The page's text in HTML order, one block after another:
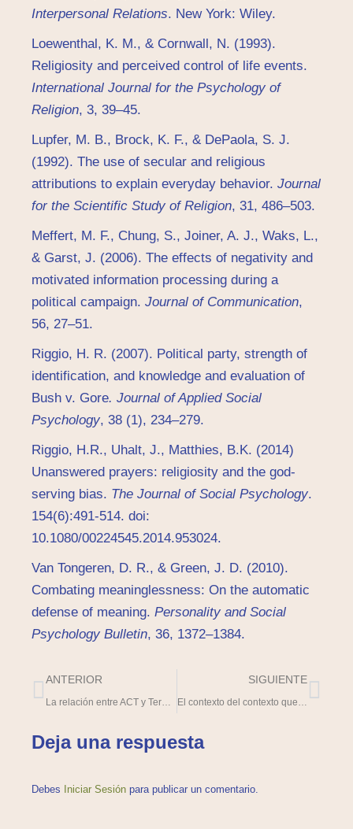
Interpersonal Relations. New York: Wiley.
Loewenthal, K. M., & Cornwall, N. (1993).
Religiosity and perceived control of life events.
International Journal for the Psychology of
Religion, 3, 39–45.
Lupfer, M. B., Brock, K. F., & DePaola, S. J.
(1992). The use of secular and religious
attributions to explain everyday behavior. Journal
for the Scientific Study of Religion, 31, 486–503.
Meffert, M. F., Chung, S., Joiner, A. J., Waks, L.,
& Garst, J. (2006). The effects of negativity and
motivated information processing during a
political campaign. Journal of Communication,
56, 27–51.
Riggio, H. R. (2007). Political party, strength of
identification, and knowledge and evaluation of
Bush v. Gore. Journal of Applied Social
Psychology, 38 (1), 234–279.
Riggio, H.R., Uhalt, J., Matthies, B.K. (2014)
Unanswered prayers: religiosity and the god-
serving bias. The Journal of Social Psychology.
154(6):491-514. doi:
10.1080/00224545.2014.953024.
Van Tongeren, D. R., & Green, J. D. (2010).
Combating meaninglessness: On the automatic
defense of meaning. Personality and Social
Psychology Bulletin, 36, 1372–1384.
ANTERIOR
La relación entre ACT y Terapia de Esquema: revisando una investigación
SIGUIENTE
El contexto del contexto que es contexto
Deja una respuesta
Debes Iniciar Sesión para publicar un comentario.